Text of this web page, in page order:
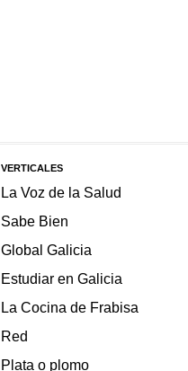
VERTICALES
La Voz de la Salud
Sabe Bien
Global Galicia
Estudiar en Galicia
La Cocina de Frabisa
Red
Plata o plomo